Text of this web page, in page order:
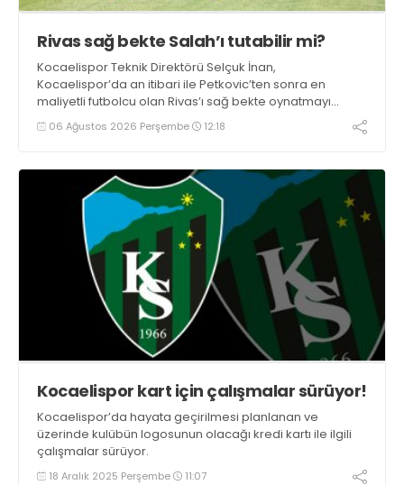
Rivas sağ bekte Salah’ı tutabilir mi?
Kocaelispor Teknik Direktörü Selçuk İnan,
Kocaelispor’da an itibari ile Petkovic’ten sonra en
maliyetli futbolcu olan Rivas’ı sağ bekte oynatmayı
düşünüyor.
06 Ağustos 2026 Perşembe 12:18
Kocaelispor kart için çalışmalar sürüyor!
Kocaelispor’da hayata geçirilmesi planlanan ve
üzerinde kulübün logosunun olacağı kredi kartı ile ilgili
çalışmalar sürüyor.
18 Aralık 2025 Perşembe 11:07